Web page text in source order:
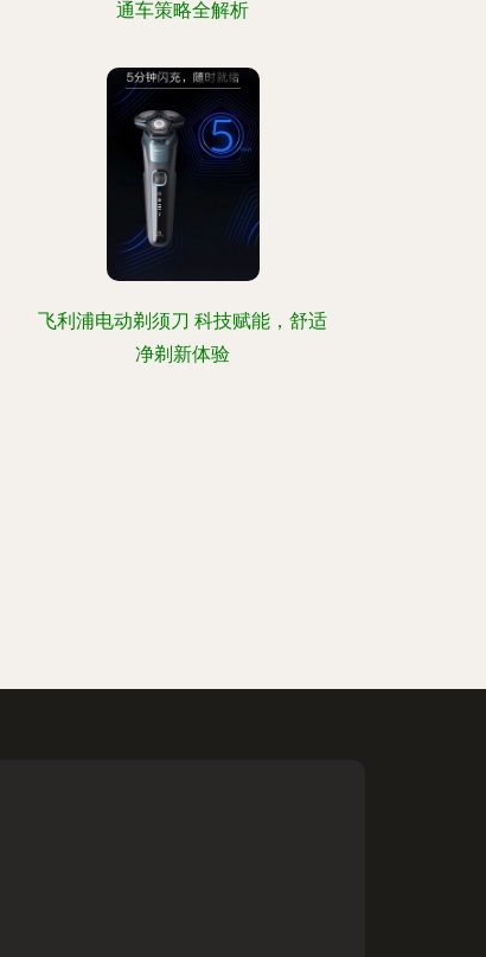
通车策略全解析
飞利浦电动剃须刀 科技赋能，舒适
净剃新体验